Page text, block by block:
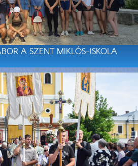
A SZENT MIKLÓS-ISKOLA